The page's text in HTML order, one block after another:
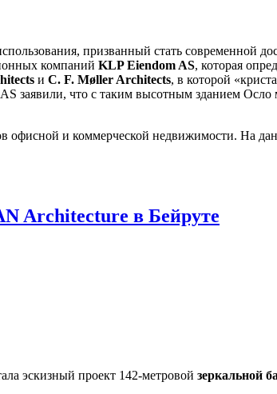
призванный стать современной
компаний KLP Eiendom AS, которая
и C. F. Møller Architects, в которой
заявили, что с таким высотным зданием Осло
офисной и коммерческой недвижимости. На
Architecture в Бейруте
эскизный проект 142-метровой зеркальной